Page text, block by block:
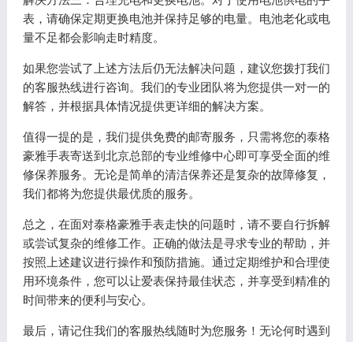
表，请确保定期更换电池并保持足够的电量。电池老化或电
量不足都会影响走时精度。
如果您尝试了上述方法后仍无法解决问题，建议您拨打我们
的客服热线进行咨询。我们的专业团队将为您提供一对一的
解答，并根据具体情况提供更详细的解决方案。
值得一提的是，我们提供免费的邮寄服务，只需将您的泰格
豪雅手表寄送到北京总部的专业维修中心即可享受全面的维
修保养服务。无论是简单的清洁保养还是复杂的故障修复，
我们都将为您提供最优质的服务。
总之，在面对泰格豪雅手表走快的问题时，请不要自行拆解
或尝试复杂的维修工作。正确的做法是寻求专业的帮助，并
按照上述建议进行操作和预防措施。通过定期维护和合理使
用环境条件，您可以让爱表保持最佳状态，并享受到精准的
时间带来的便利与安心。
最后，请记住我们的客服热线随时为您服务！无论何时遇到